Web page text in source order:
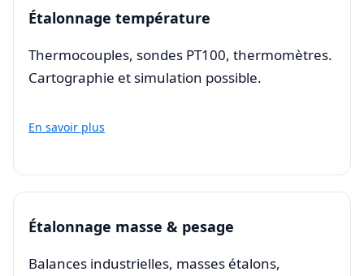
Étalonnage température
Thermocouples, sondes PT100, thermomètres.
Cartographie et simulation possible.
En savoir plus
Étalonnage masse & pesage
Balances industrielles, masses étalons,